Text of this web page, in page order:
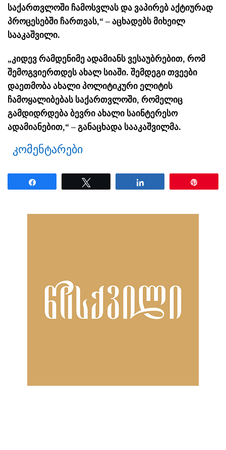
საქართვლოში ჩამოსვლას და ვაპირებ აქტიურად
პროცესებში ჩართვას,“ – აცხადებს მიხეილ
სააკაშვილი.
„კიდევ რამდენიმე ადამიანს ვესაუბრებით, რომ
შემოგვიერთდეს ახალ სიაში. შემდეგი თვეები
დაეთმობა ახალი პოლიტიკური ელიტის
ჩამოყალიბებას საქართვლოში, რომელიც
გამდიდრდება ბევრი ახალი საინტერესო
ადამიანებით,“ – განაცხადა სააკაშვილმა.
კომენტარები